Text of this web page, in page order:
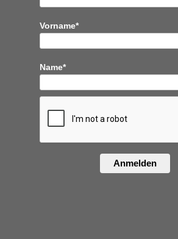
Vorname*
Name*
Anmelden